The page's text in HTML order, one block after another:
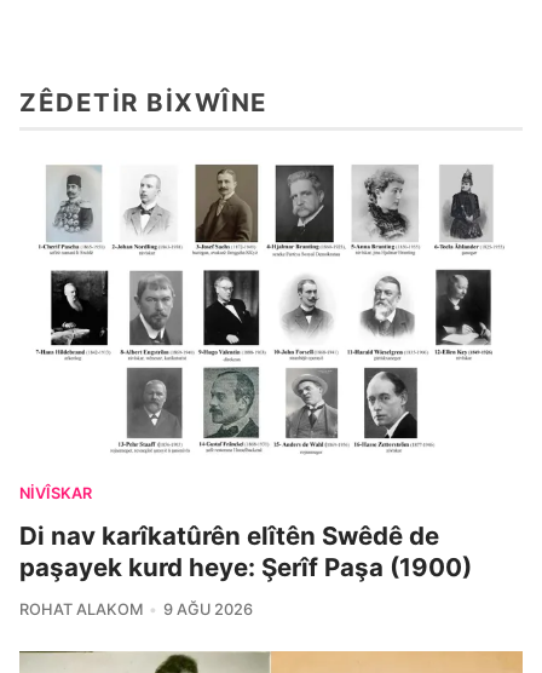
ZÊDETIR BIXWÎNE
NIVÎSKAR
Di nav karîkatûrên elîtên Swêdê de
paşayek kurd heye: Şerîf Paşa (1900)
ROHAT ALAKOM 9 AĞU 2026